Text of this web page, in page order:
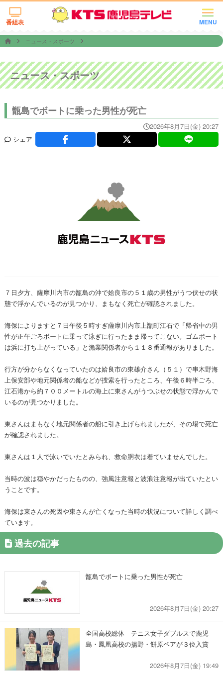
MENU
番組表
ニュース・スポーツ
ニュース・スポーツ
甑島でボートに乗った男性が死亡
2026年8月7日(金) 20:27
シェア
７日夕方、薩摩川内市の甑島の沖で姶良市の５１歳の男性がうつ伏せの状
態で浮かんでいるのが見つかり、まもなく死亡が確認されました。
海保によりますと７日午後５時すぎ薩摩川内市上甑町江石で「帰省中の男
性が正午ごろボートに乗って泳ぎに行ったまま帰ってこない。ゴムボート
は浜に打ち上がっている」と漁業関係者から１１８番通報がありました。
行方が分からなくなっていたのは姶良市の東雄介さん（５１）で串木野海
上保安部や地元関係者の船などが捜索を行ったところ、午後６時半ごろ、
江石港から約７００メートルの海上に東さんがうつぶせの状態で浮かんで
いるのが見つかりました。
東さんはまもなく地元関係者の船に引き上げられましたが、その場で死亡
が確認されました。
東さんは１人で泳いでいたとみられ、救命胴衣は着ていませんでした。
当時の波は穏やかだったものの、強風注意報と波浪注意報が出ていたとい
うことです。
海保は東さんの死因や東さんが亡くなった当時の状況について詳しく調べ
ています。
過去の記事
甑島でボートに乗った男性が死亡
2026年8月7日(金) 20:27
全国高校総体 テニス女子ダブルスで鹿児
島・鳳凰高校の揚野・餅原ペアが３位入賞
2026年8月7日(金) 19:49